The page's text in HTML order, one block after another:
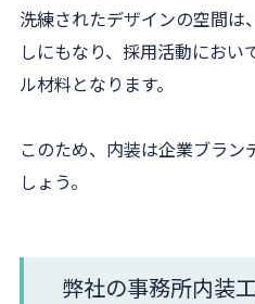
洗練されたデザインの空間は
しにもなり、採用活動におい
ル材料となります。
このため、内装は企業ブラン
しょう。
弊社の事務所内装